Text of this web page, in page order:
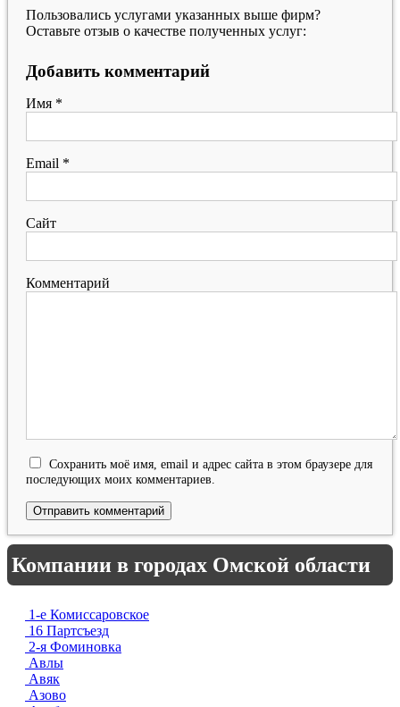
Пользовались услугами указанных выше фирм?
Оставьте отзыв о качестве полученных услуг:
Добавить комментарий
Имя *
Email *
Сайт
Комментарий
Сохранить моё имя, email и адрес сайта в этом браузере для
последующих моих комментариев.
Компании в городах Омской области
1-е Комиссаровское
16 Партсъезд
2-я Фоминовка
Авлы
Авяк
Азово